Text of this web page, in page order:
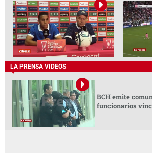
LA PRENSA VIDEOS
BCH emite
funcionarios